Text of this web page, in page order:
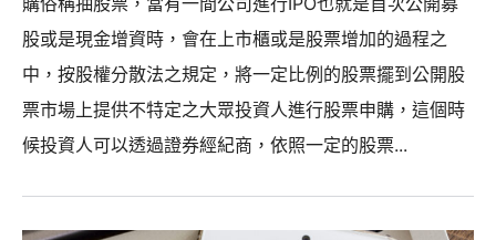
股或是現金增資時，會在上市櫃或是股票增加的過程之
中，按股權分散法之規定，將一定比例的股票擺到公開股
票市場上提供不特定之大眾投資人進行股票申購，這個時
候投資人可以透過證券經紀商，依照一定的股票...